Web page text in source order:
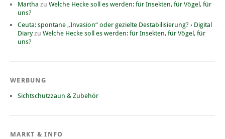
Martha zu Welche Hecke soll es werden: für Insekten, für Vögel, für
uns?
Ceuta: spontane „Invasion“ oder gezielte Destabilisierung? › Digital
Diaryzu Welche Hecke soll es werden: für Insekten, für Vögel, für
uns?
WERBUNG
Sichtschutzzaun & Zubehör
MARKT & INFO